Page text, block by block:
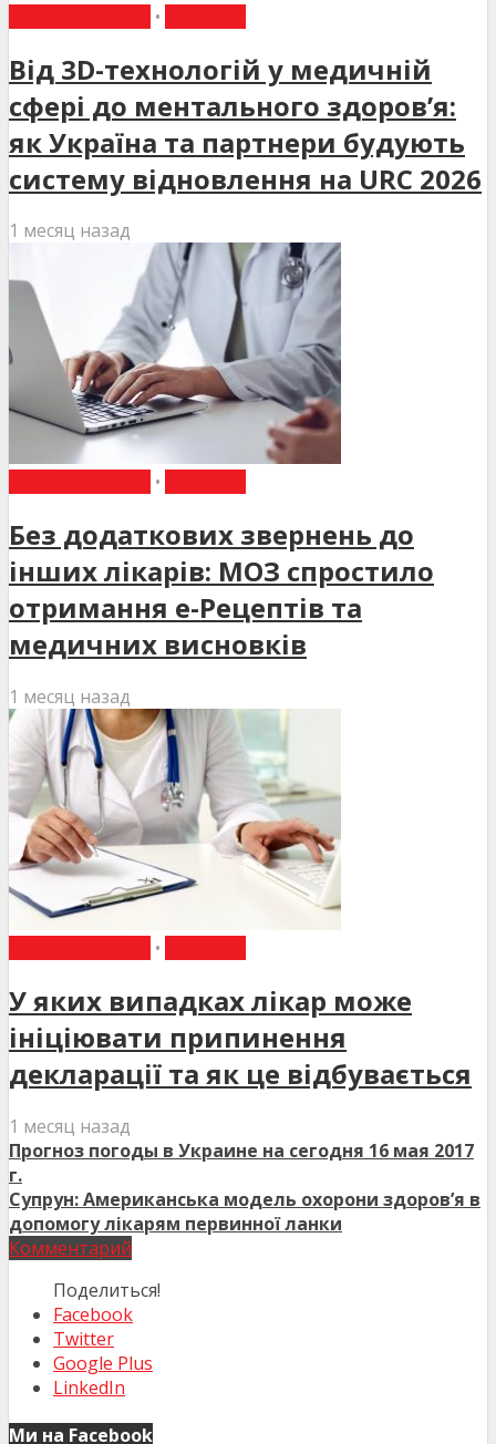
•
Від 3D-технологій у медичній
сфері до ментального здоров’я:
як Україна та партнери будують
систему відновлення на URC 2026
1 месяц назад
•
Без додаткових звернень до
інших лікарів: МОЗ спростило
отримання е-Рецептів та
медичних висновків
1 месяц назад
•
У яких випадках лікар може
ініціювати припинення
декларації та як це відбувається
1 месяц назад
Прогноз погоды в Украине на сегодня 16 мая 2017
г.
Супрун: Американська модель охорони здоров’я в
допомогу лікарям первинної ланки
Комментарий
Поделиться!
Facebook
Twitter
Google Plus
LinkedIn
Ми на Facebook